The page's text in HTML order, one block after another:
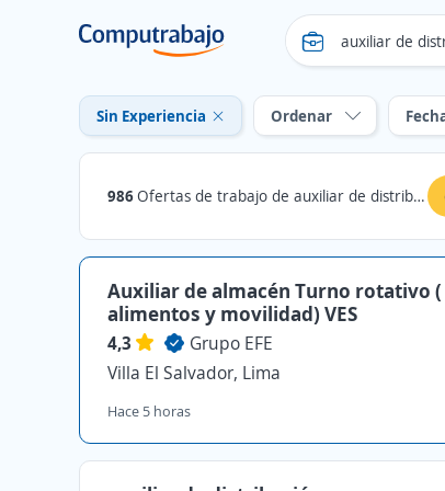
Sin Experiencia Ordenar
986Ofertas de trabajo de auxiliar de distribucion sin experiencia en Lima
Auxiliar de almacén Turno rotativo (
alimentos y movilidad) VES
4,3
Grupo EFE
Villa El Salvador, Lima
Hace 5 horas